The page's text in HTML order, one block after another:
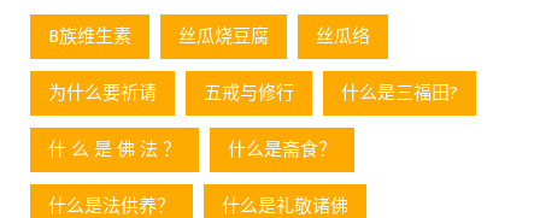
B族维生素 丝瓜烧豆腐 丝瓜络
为什么要祈请 五戒与修行 什么是三福田?
什 么 是 佛 法 ？ 什么是斋食？
什么是法供养？ 什么是礼敬诸佛